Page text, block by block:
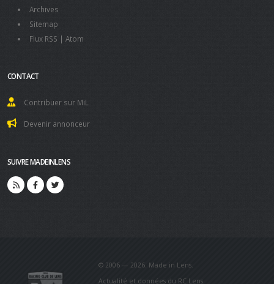
Archives
Sitemap
Flux RSS | Atom
CONTACT
Contribuer sur MiL
Devenir annonceur
SUIVRE MADEINLENS
© 2006 — 2026. Made in Lens.
Actualité et données du RC Lens.